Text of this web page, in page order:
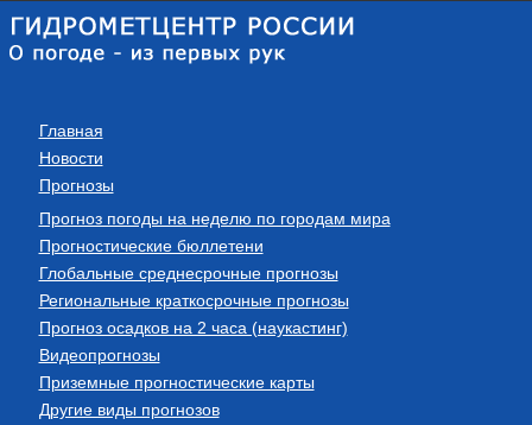
Главная
Новости
Прогнозы
Прогноз погоды на неделю по городам мира
Прогностические бюллетени
Глобальные среднесрочные прогнозы
Региональные краткосрочные прогнозы
Прогноз осадков на 2 часа (наукастинг)
Видеопрогнозы
Приземные прогностические карты
Другие виды прогнозов